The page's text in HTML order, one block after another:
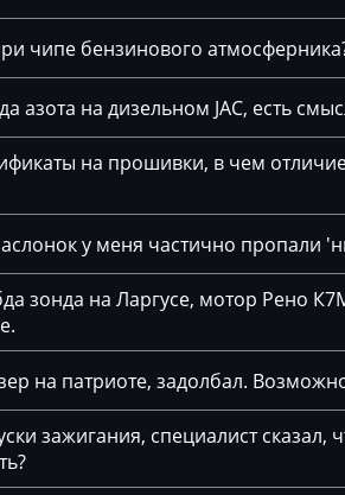
Bosch MED(C)17.1-
17.5.21
Bosch MED17.1.27
Bosch MED17.5.2
Bosch MED17.5.25
Bosch MED9.1.x
Bosch MED9.5.x
чипе бензинового
азота на дизельном JAC, есть
на прошивки, в чем
у меня частично пропали
зонда на Ларгусе, мотор Рено
на патриоте, задолбал.
зажигания, специалист сказал,